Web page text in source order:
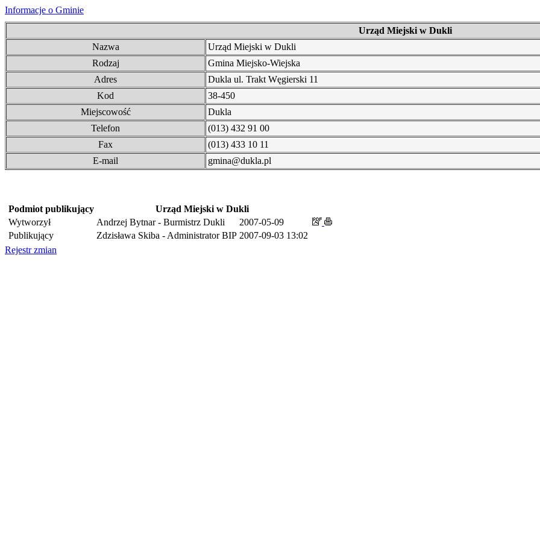
Informacje o Gminie
Urząd Miejski w Dukli
Nazwa
Urząd Miejski w Dukli
Rodzaj
Gmina Miejsko-Wiejska
Adres
Dukla ul. Trakt Węgierski 11
Kod
38-450
Miejscowość
Dukla
Telefon
(013) 432 91 00
Fax
(013) 433 10 11
E-mail
gmina@dukla.pl
Podmiot publikujący
Urząd Miejski w Dukli
Wytworzył
Andrzej Bytnar - Burmistrz Dukli
2007-05-09
Publikujący
Zdzisława Skiba - Administrator BIP 2007-09-03 13:02
Rejestr zmian